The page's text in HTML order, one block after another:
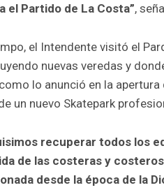
el Partido de La Costa”,
el Intendente visitó el
nuevas veredas y
lo anunció en la
un nuevo Skatepark
recuperar todos los
de las costeras y
desde la época de la